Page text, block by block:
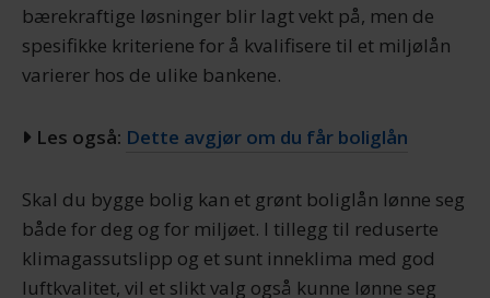
bærekraftige løsninger blir lagt vekt på, men de
spesifikke kriteriene for å kvalifisere til et miljølån
varierer hos de ulike bankene.
Les også: Dette avgjør om du får boliglån
Skal du bygge bolig kan et grønt boliglån lønne seg
både for deg og for miljøet. I tillegg til reduserte
klimagassutslipp og et sunt inneklima med god
luftkvalitet, vil et slikt valg også kunne lønne seg